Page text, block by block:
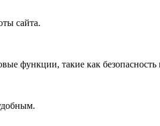
сайта.
функции, такие как безопасность